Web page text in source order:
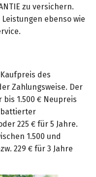
zu versichern.
ebenso wie
des
Zahlungsweise. Der
1.500 € Neupreis
225 € für 5 Jahre.
1.500 und
229 € für 3 Jahre